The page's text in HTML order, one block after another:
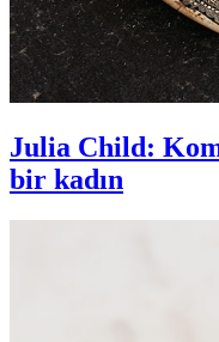
Julia Child:
bir kadın